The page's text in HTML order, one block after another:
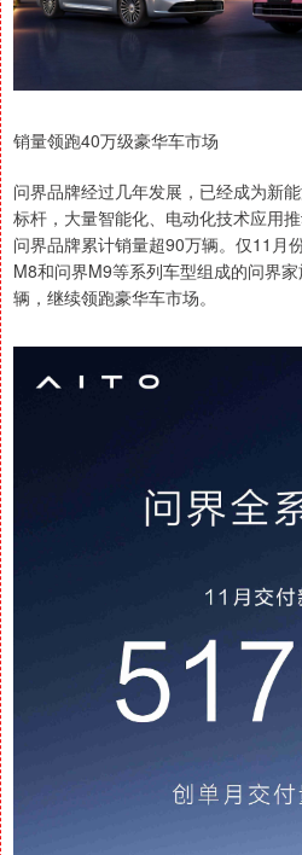
销量领跑40万级豪华车市场
问界品牌经过几年发展，已经成为新
标杆，大量智能化、电动化技术应用
问界品牌累计销量超90万辆。仅11月
M8和问界M9等系列车型组成的问界
辆，继续领跑豪华车市场。